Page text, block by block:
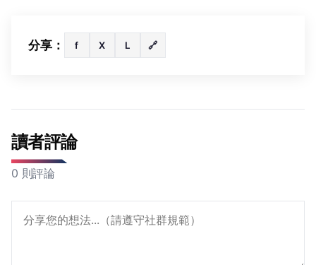
分享： f X L 🔗
讀者評論
0 則評論